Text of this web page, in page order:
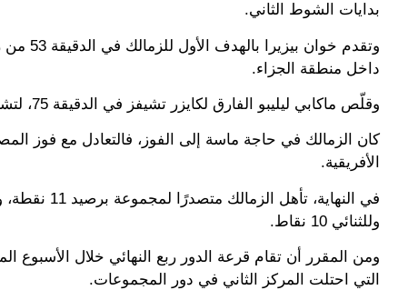
بدايات الشوط الثاني.
داخل منطقة الجزاء.
وقلّص ماكابي ليليبو الفارق لكايزر تشيفز في الدقيقة 75، لتشتعل المباراة في آخر ربع ساعة.
كان الزمالك في حاجة ماسة إلى الفوز، فالتعادل مع فوز
الأفريقية.
في
وللثنائي 10 نقاط.
ومن المقرر أن تقام قرعة الدور ربع النهائي خلال
التي احتلت المركز الثاني في دور المجموعات.